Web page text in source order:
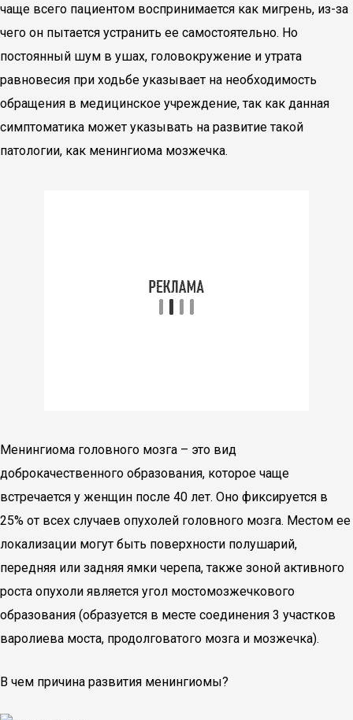
чаще всего пациентом воспринимается как мигрень, из-за
чего он пытается устранить ее самостоятельно. Но
постоянный шум в ушах, головокружение и утрата
равновесия при ходьбе указывает на необходимость
обращения в медицинское учреждение, так как данная
симптоматика может указывать на развитие такой
патологии, как менингиома мозжечка.
Менингиома головного мозга – это вид
доброкачественного образования, которое чаще
встречается у женщин после 40 лет. Оно фиксируется в
25% от всех случаев опухолей головного мозга. Местом ее
локализации могут быть поверхности полушарий,
передняя или задняя ямки черепа, также зоной активного
роста опухоли является угол мостомозжечкового
образования (образуется в месте соединения 3 участков
варолиева моста, продолговатого мозга и мозжечка).
В чем причина развития менингиомы?